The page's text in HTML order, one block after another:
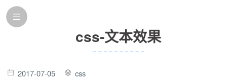
css-文本效果
2017-07-05
css